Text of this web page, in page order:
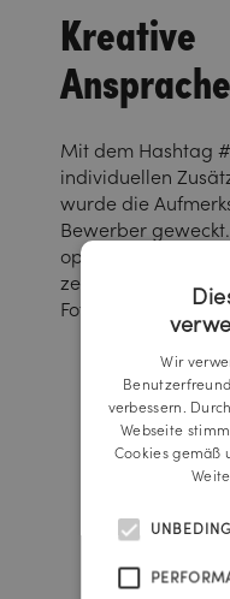
Kreative
Mit dem Hashtag
individuellen
wurde die
Bewerber
optisch zur
zeigt in einem
Fotoshooting
Wir
verbessern.
Webseite
Cookies gemäß